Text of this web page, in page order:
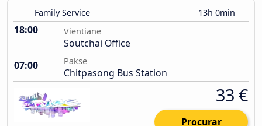
Family Service 13h 0min
18:00 Vientiane
Soutchai Office
07:00
Pakse
Chitpasong Bus Station
33 €
Procurar